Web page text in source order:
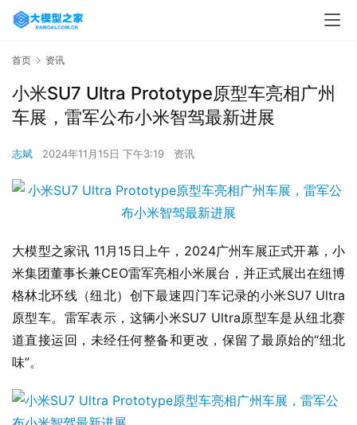
首页 资讯
小米SU7 Ultra Prototype原型车亮相广州
车展，雷军公布小米智驾最新进展
志斌 2024年11月15日 下午3:19 资讯
大模型之家讯 11月15日上午，2024广州车展正式开幕，小
米集团董事长兼CEO雷军亮相小米展台，并正式展出在纽博
格林北环线（纽北）创下最速四门车记录的小米SU7 Ultra
原型车。雷军表示，这辆小米SU7 Ultra原型车是从纽北赛
道直接运回，未经任何整备和更改，保留了最原始的“纽北
味”。